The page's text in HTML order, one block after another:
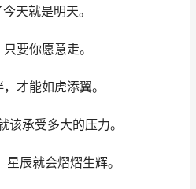
天就是明天。
要你愿意走。
才能如虎添翼。
该承受多大的压力。
辰就会熠熠生辉。